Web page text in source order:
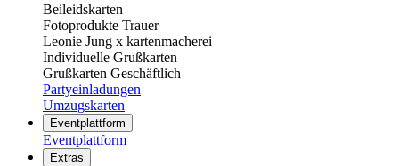
Beileidskarten
Fotoprodukte Trauer
Leonie Jung x kartenmacherei
Individuelle Grußkarten
Grußkarten Geschäftlich
Partyeinladungen
Umzugskarten
Eventplattform
Eventplattform
Extras